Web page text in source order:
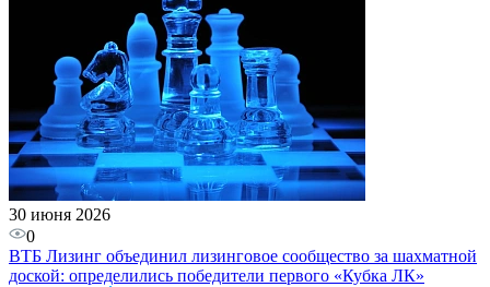
30 июня 2026
0
ВТБ Лизинг объединил лизинговое сообщество за шахматной
доской: определились победители первого «Кубка ЛК»